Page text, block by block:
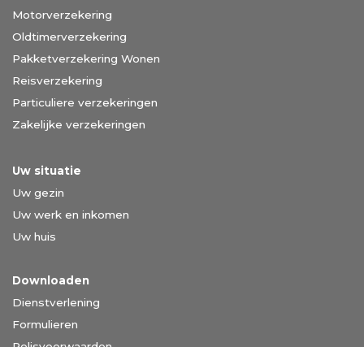
Motorverzekering
Oldtimerverzekering
Pakketverzekering Wonen
Reisverzekering
Particuliere verzekeringen
Zakelijke verzekeringen
Uw situatie
Uw gezin
Uw werk en inkomen
Uw huis
Downloaden
Dienstverlening
Formulieren